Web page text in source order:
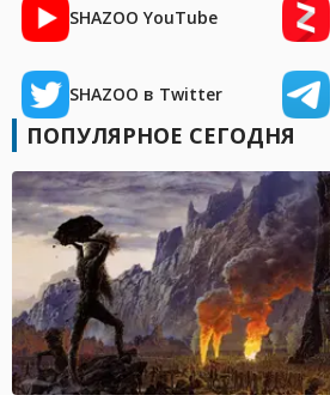
SHAZOO YouTube
SHAZOO в Twitter
ПОПУЛЯРНОЕ СЕГОДНЯ